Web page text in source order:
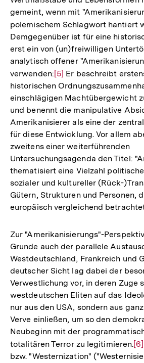
gemeint, wenn mit
polemischem Schlagwort hantiert
Demgegenüber ist für eine
erst ein von (un)freiwilligen
analytisch offener
verwenden:Zur
Auflösung
der
Fußnote
[5] Er beschreibt
historischen
einschlägigen Machtübergewicht
und benennt die manipulative
Amerikanisierer als eine der
für diese Entwicklung. Vor allem
zweitens einer weiterführenden
Untersuchungsagenda den Titel:
thematisiert eine Vielzahl
sozialer und kultureller (Rück-
Gütern, Strukturen und Personen,
europäisch vergleichend
Zur "Amerikanisierungs"-
Grunde auch der parallele
Westdeutschland, Frankreich und
deutscher Sicht lag dabei der
Verwestlichung vor, in deren Zuge
westdeutschen Eliten auf das
nur aus den USA, sondern aus
Verve einließen, um so den
Neubeginn mit der
totalitären Terror zu legitimieren.[6]
bzw. "Westernization"